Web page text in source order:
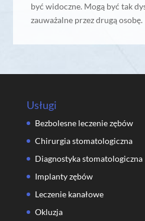
być widoczne. Mogą być tak
zauważalne przez drugą osobę.
Usługi
Bezbolesne leczenie zębów
Chirurgia stomatologiczna
Diagnostyka stomatologiczna
Implanty zębów
Leczenie kanałowe
Okluzja